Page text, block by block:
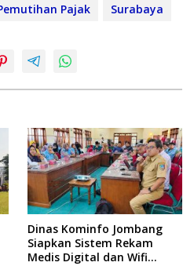
Pajak Surabaya
Dinas Kominfo Jombang
Siapkan Sistem Rekam
Medis Digital dan Wifi